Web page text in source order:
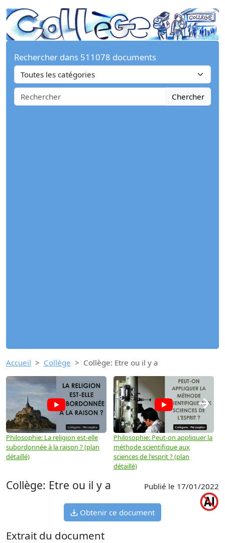
Rechercher dans 511078 documents
Chercher
Accueil Collège Collège: Etre ou il y a
Philosophie: La religion est-elle
subordonnée à la raison ? (plan
détaillé)
Philosophie: Peut-on appliquer la
méthode scientifique aux
sciences de l'esprit ? (plan
détaillé)
→
Collège: Etre ou il y a Publié le 17/01/2022
Obtenir ce document
Extrait du document